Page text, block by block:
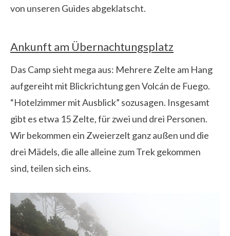
von unseren Guides abgeklatscht.
Ankunft am Übernachtungsplatz
Das Camp sieht mega aus: Mehrere Zelte am Hang
aufgereiht mit Blickrichtung gen Volcán de Fuego.
“Hotelzimmer mit Ausblick” sozusagen. Insgesamt
gibt es etwa 15 Zelte, für zwei und drei Personen.
Wir bekommen ein Zweierzelt ganz außen und die
drei Mädels, die alle alleine zum Trek gekommen
sind, teilen sich eins.